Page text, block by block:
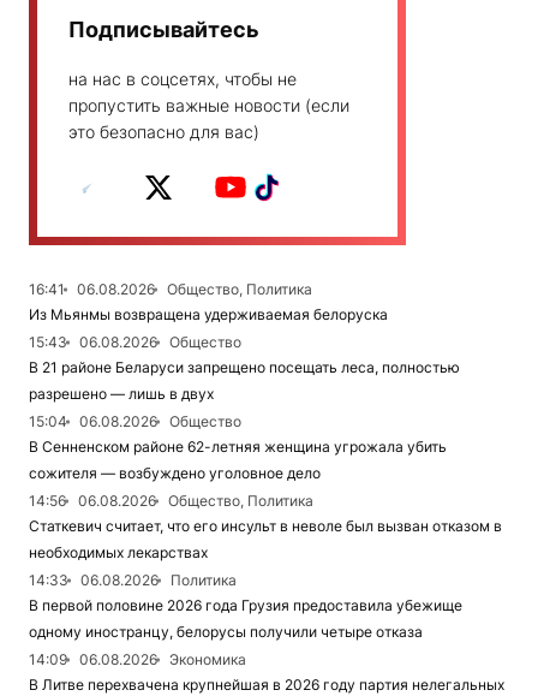
Подписывайтесь
на нас в соцсетях, чтобы не
пропустить важные новости (если
это безопасно для вас)
16:41 06.08.2026
Общество, Политика
Из Мьянмы возвращена удерживаемая белоруска
15:43
06.08.2026
Общество
В 21 районе Беларуси запрещено посещать леса, полностью
разрешено — лишь в двух
15:04
06.08.2026
Общество
В Сенненском районе 62-летняя женщина угрожала убить
сожителя — возбуждено уголовное дело
14:56
06.08.2026
Общество, Политика
Статкевич считает, что его инсульт в неволе был вызван отказом в
необходимых лекарствах
14:33
06.08.2026
Политика
В первой половине 2026 года Грузия предоставила убежище
одному иностранцу, белорусы получили четыре отказа
14:09
06.08.2026
Экономика
В Литве перехвачена крупнейшая в 2026 году партия нелегальных